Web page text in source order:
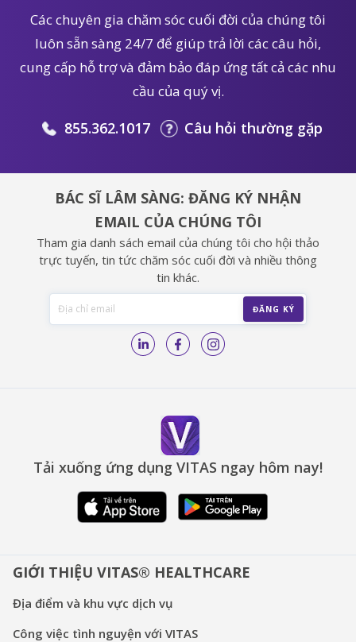
Các chuyên gia chăm sóc cuối đời của chúng tôi
luôn sẵn sàng 24/7 để giúp trả lời các câu hỏi,
cung cấp hỗ trợ và đảm bảo đáp ứng tất cả các nhu
cầu của quý vị.
855.362.1017 Câu hỏi thường gặp
BÁC SĨ LÂM SÀNG: ĐĂNG KÝ NHẬN
EMAIL CỦA CHÚNG TÔI
Tham gia danh sách email của chúng tôi cho hội thảo
trực tuyến, tin tức chăm sóc cuối đời và nhiều thông
tin khác.
Tải xuống ứng dụng VITAS ngay hôm nay!
GIỚI THIỆU VITAS® HEALTHCARE
Địa điểm và khu vực dịch vụ
Công việc tình nguyện với VITAS